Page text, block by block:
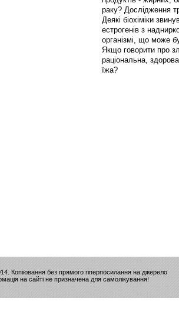
раку? Дослідження
Деякі біохіміки
естрогенів з
організмі, що може
Якщо говорити про
раціональна,
їжа?
Копіювання без прямого гіперпосилання на джерело
на сайті не призначена для самолікування!